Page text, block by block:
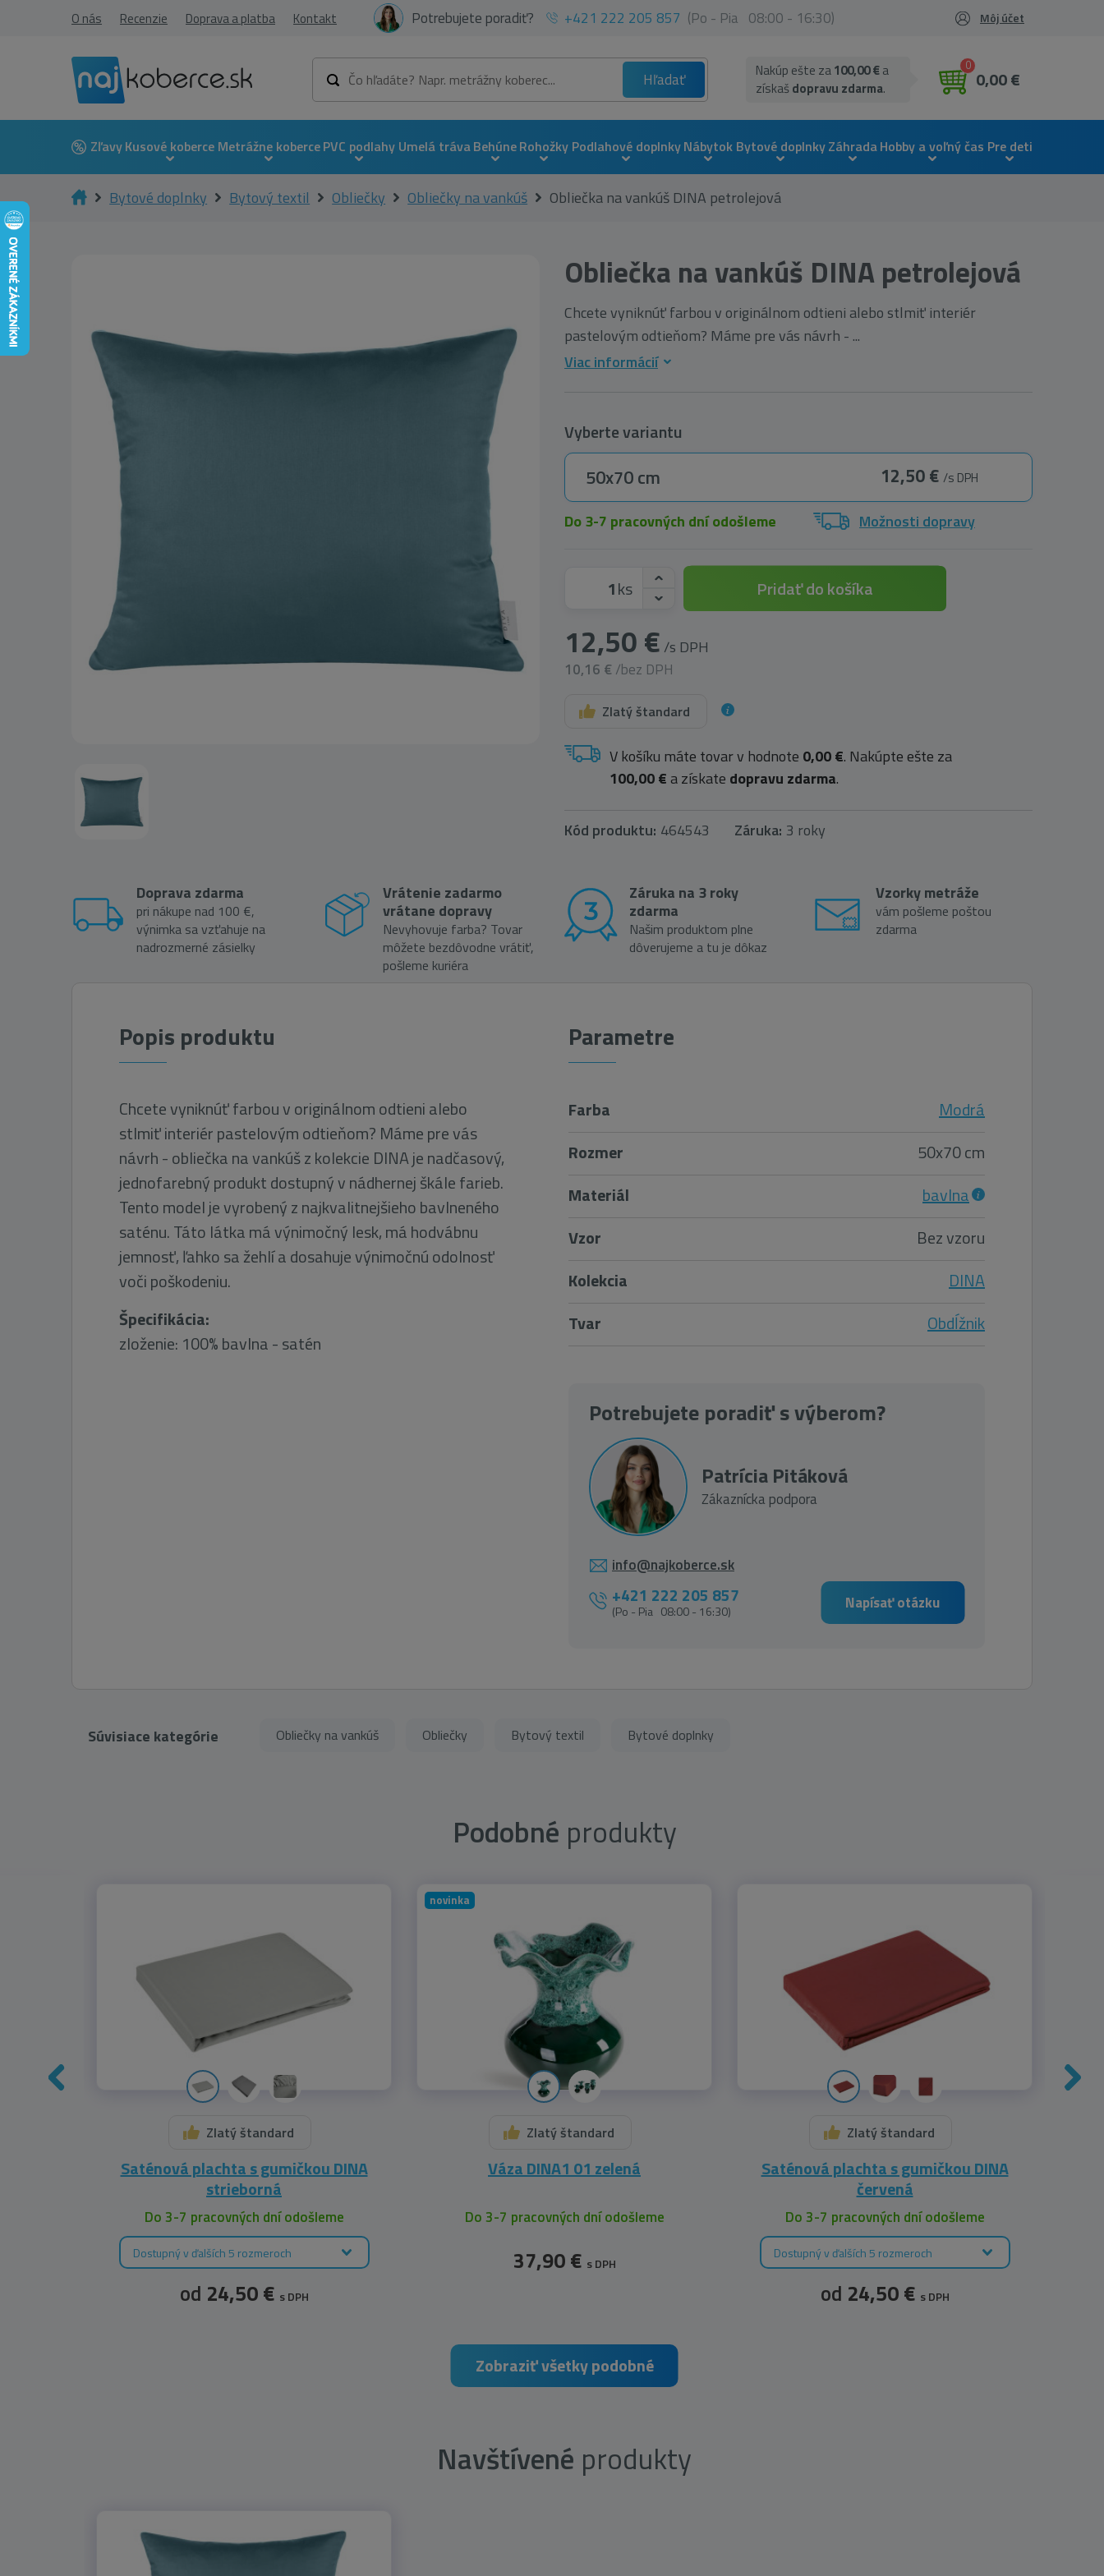
O nás Recenzie Doprava a platba Kontakt Potrebujete poradiť? +421 222 205 857 (Po - Pia 08:00 - 16:30) Môj účet
Hľadať
0
0,00 €
Nakúp ešte za100,00 €a
získaš dopravu zdarma.
ZľavyKusové koberce Metrážne kobercePVC podlahy Umelá trávaBehúneRohožky Podlahové doplnkyNábytok Bytové doplnkyZáhradaHobby a voľný čas Pre deti
Bytové doplnky Bytový textil Obliečky Obliečky na vankúš Obliečka na vankúš DINA petrolejová
Obliečka na vankúš DINA petrolejová
Chcete vyniknúť farbou v originálnom odtieni alebo stlmiť interiér
pastelovým odtieňom? Máme pre vás návrh - ...
Viac informácií
Vyberte variantu
50x70 cm 12,50 € /s DPH
Do 3-7 pracovných dní odošleme Možnosti dopravy
ks
12,50 € /s DPH
10,16 € /bez DPH
Pridať do košíka
Zlatý štandard
V košíku máte tovar v hodnote 0,00 €. Nakúpte ešte za
100,00 €a získate dopravu zdarma.
Kód produktu: 464543 Záruka: 3 roky
Doprava zdarma
pri nákupe nad 100 €,
výnimka sa vzťahuje na
nadrozmerné zásielky
Vrátenie zadarmo
vrátane dopravy
Nevyhovuje farba? Tovar
môžete bezdôvodne vrátiť,
pošleme kuriéra
Záruka na 3 roky
zdarma
Našim produktom plne
dôverujeme a tu je dôkaz
Vzorky metráže
vám pošleme poštou
zdarma
Popis produktu
Chcete vyniknúť farbou v originálnom odtieni alebo
stlmiť interiér pastelovým odtieňom? Máme pre vás
návrh - obliečka na vankúš z kolekcie DINA je nadčasový,
jednofarebný produkt dostupný v nádhernej škále farieb.
Tento model je vyrobený z najkvalitnejšieho bavlneného
saténu. Táto látka má výnimočný lesk, má hodvábnu
jemnosť, ľahko sa žehlí a dosahuje výnimočnú odolnosť
voči poškodeniu.
Špecifikácia:
zloženie: 100% bavlna - satén
Parametre
Farba
Modrá
Rozmer
50x70 cm
Materiál
bavlna
Vzor
Bez vzoru
Kolekcia
DINA
Tvar
Obdĺžnik
Potrebujete poradiť s výberom?
Patrícia Pitáková
Zákaznícka podpora
info@najkoberce.sk
+421 222 205 857
(Po - Pia 08:00 - 16:30) Napísať otázku
Súvisiace kategórie Obliečky na vankúš Obliečky Bytový textil Bytové doplnky
Podobné produkty
Zlatý štandard
Saténová plachta s gumičkou DINA
strieborná
Do 3-7 pracovných dní odošleme
Dostupný v ďalších 5 rozmeroch
od 24,50 € s DPH
novinka
Zlatý štandard
Váza DINA1 01 zelená
Do 3-7 pracovných dní odošleme
37,90 € s DPH
Zlatý štandard
Saténová plachta s gumičkou DINA
červená
Do 3-7 pracovných dní odošleme
Dostupný v ďalších 5 rozmeroch
od 24,50 € s DPH
Zobraziť všetky podobné
Navštívené produkty